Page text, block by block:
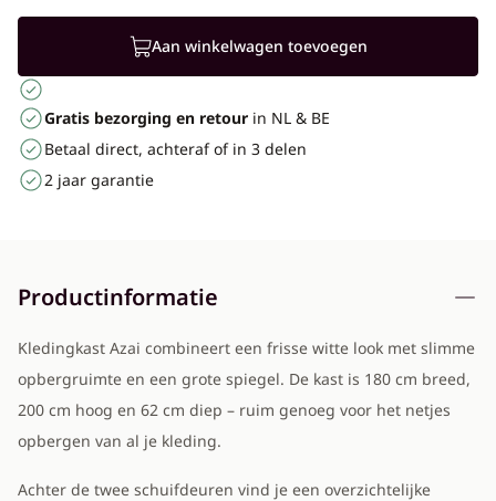
Aan winkelwagen toevoegen
Gratis bezorging en retour in NL & BE
Betaal direct, achteraf of in 3 delen
2 jaar garantie
Productinformatie
Kledingkast Azai combineert een frisse witte look met slimme
opbergruimte en een grote spiegel. De kast is 180 cm breed,
200 cm hoog en 62 cm diep – ruim genoeg voor het netjes
opbergen van al je kleding.
Achter de twee schuifdeuren vind je een overzichtelijke